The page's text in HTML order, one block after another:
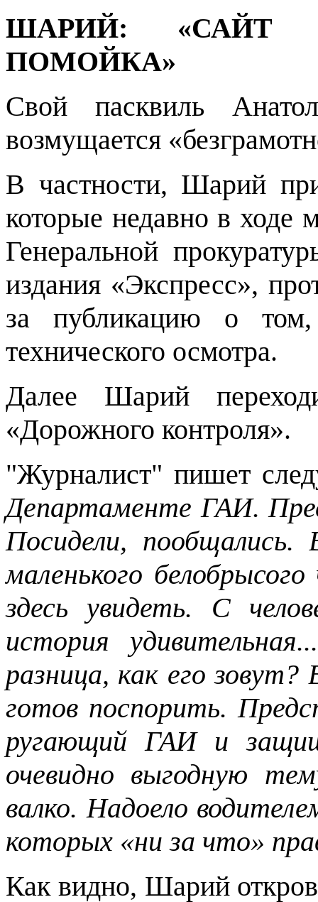
ШАРИЙ: «САЙТ
ПОМОЙКА»
Свой пасквиль
возмущается
В частности, Шарий
которые недавно в ходе
Генеральной
издания «Экспресс»,
за публикацию о
технического осмотра.
Далее Шарий
«Дорожного контроля».
"Журналист" пишет
Департаменте ГАИ.
Посидели, пообщались.
маленького
здесь увидеть. С
история
разница, как его
готов поспорить.
ругающий ГАИ и
очевидно выгодную
валко. Надоело
которых «ни за что»
Как видно, Шарий